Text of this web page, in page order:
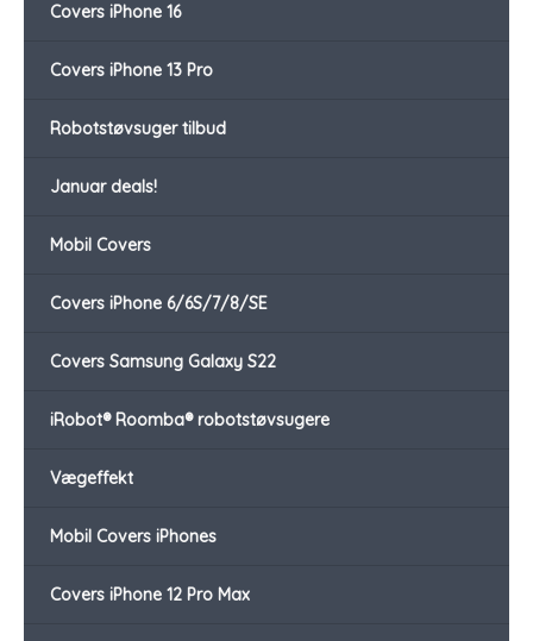
Covers iPhone 16
Covers iPhone 13 Pro
Robotstøvsuger tilbud
Januar deals!
Mobil Covers
Covers iPhone 6/6S/7/8/SE
Covers Samsung Galaxy S22
iRobot® Roomba® robotstøvsugere
Vægeffekt
Mobil Covers iPhones
Covers iPhone 12 Pro Max